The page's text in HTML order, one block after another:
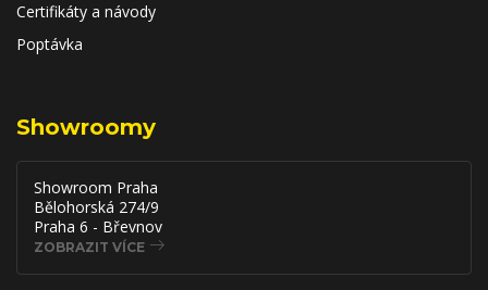
Certifikáty a návody
Poptávka
Showroomy
Showroom Praha
Bělohorská 274/9
Praha 6 - Břevnov
ZOBRAZIT VÍCE